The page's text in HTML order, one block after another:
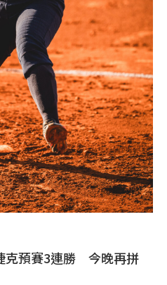
克預賽3連勝 今晚再拼